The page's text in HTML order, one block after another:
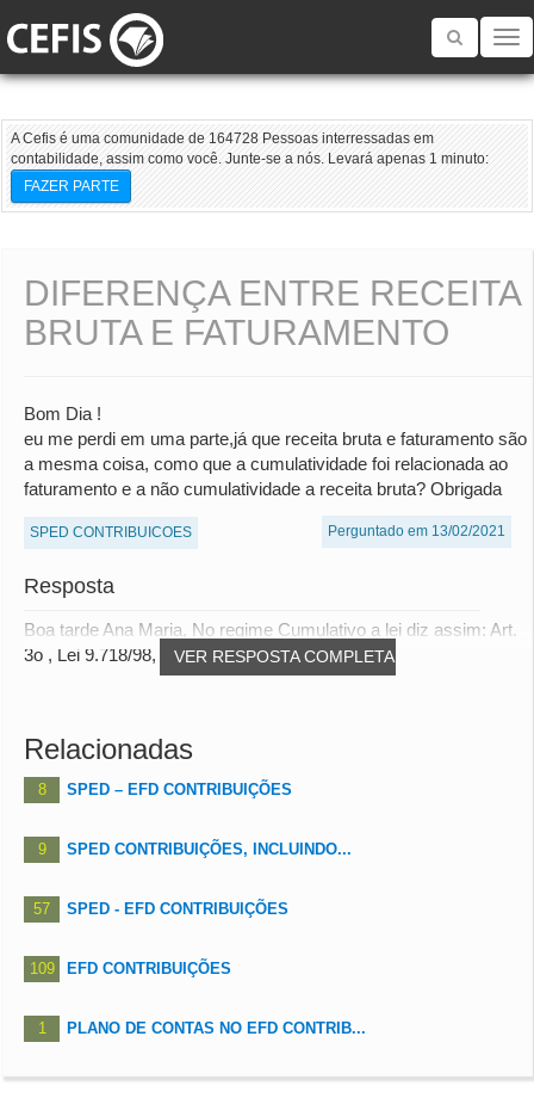
Toggle
A Cefis é uma comunidade de 164728 Pessoas interressadas em
contabilidade, assim como você. Junte-se a nós. Levará apenas 1 minuto:
FAZER PARTE
DIFERENÇA ENTRE RECEITA
BRUTA E FATURAMENTO
Bom Dia !
eu me perdi em uma parte,já que receita bruta e faturamento são
a mesma coisa, como que a cumulatividade foi relacionada ao
faturamento e a não cumulatividade a receita bruta? Obrigada
SPED CONTRIBUICOES Perguntado em 13/02/2021
Resposta
VER RESPOSTA COMPLETA
Boa tarde Ana Maria, No regime Cumulativo a lei diz assim: Art.
3o , Lei 9.718/98, O faturamento...
Relacionadas
8 SPED – EFD CONTRIBUIÇÕES
9 SPED CONTRIBUIÇÕES, INCLUINDO...
57 SPED - EFD CONTRIBUIÇÕES
109 EFD CONTRIBUIÇÕES
1 PLANO DE CONTAS NO EFD CONTRIB...